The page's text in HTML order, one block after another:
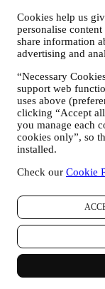
Cookies help us
personalise
share information
advertising and
“Necessary
support web
uses above
clicking “Accept
you manage each
cookies only”, so
installed.
Check our Cookie
análisis
necesitemos
administrativas
confirmación
personales
de nuestros
actividad de
proporcionarle
PARA
SOBRE LOS
ha dado su
una cuenta en
relacionadas
grupo, y
sus
electrónico,
medios
relacionarán
aperturas de